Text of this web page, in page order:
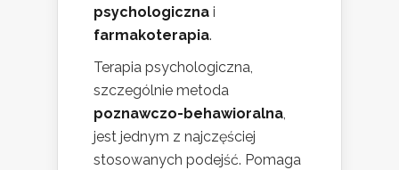
psychologiczna i
farmakoterapia.
Terapia psychologiczna,
szczególnie metoda
poznawczo-behawioralna,
jest jednym z najczęściej
stosowanych podejść. Pomaga